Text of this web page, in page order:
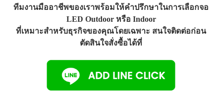
ทีมงานมืออาชีพของเราพร้อมให้คำปรึกษาในการเลือกจอ
LED Outdoor หรือ Indoor
ที่เหมาะสำหรับธุรกิจของคุณโดยเฉพาะ สนใจติดต่อก่อน
ตัดสินใจสั่งซื้อได้ที่